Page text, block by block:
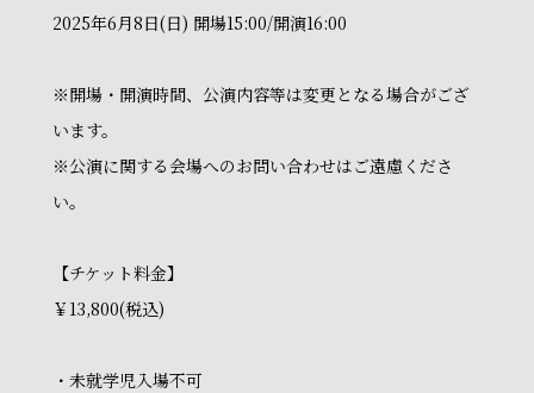
2025年6月8日(日) 開場15:00/開演16:00
※開場・開演時間、公演内容等は変更となる場合がござ
います。
※公演に関する会場へのお問い合わせはご遠慮くださ
い。
【チケット料金】
￥13,800(税込)
・未就学児入場不可